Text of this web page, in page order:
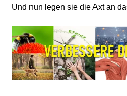
Und nun legen sie die Axt an